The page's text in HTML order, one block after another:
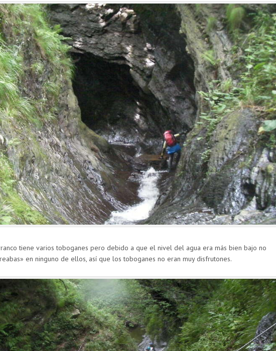
tiene varios toboganes pero debido a que el nivel del agua era más bien bajo no
en ninguno de ellos, así que los toboganes no eran muy disfrutones.